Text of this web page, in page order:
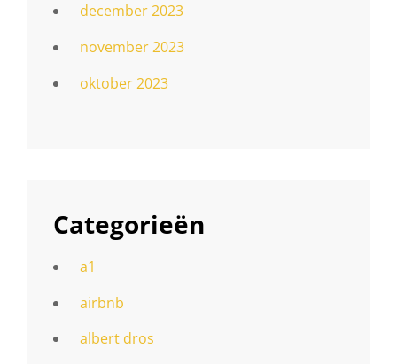
december 2023
november 2023
oktober 2023
Categorieën
a1
airbnb
albert dros